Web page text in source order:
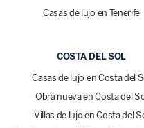
Casas de lujo en Tenerife
COSTA DEL SOL
Casas de lujo en Costa del
Obra nueva en Costa del
Villas de lujo en Costa del